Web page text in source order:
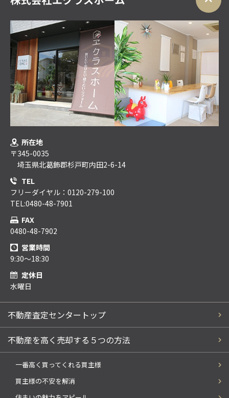
所在地
〒345-0035
埼玉県北葛飾郡杉戸町内田2-6-14
TEL
フリーダイヤル：0120-279-100
TEL:0480-48-7901
FAX
0480-48-7902
営業時間
9:30～18:30
定休日
水曜日
不動産査定センタートップ
不動産を高く売却する５つの方法
一番高く買ってくれる買主様
買主様の不安を解消